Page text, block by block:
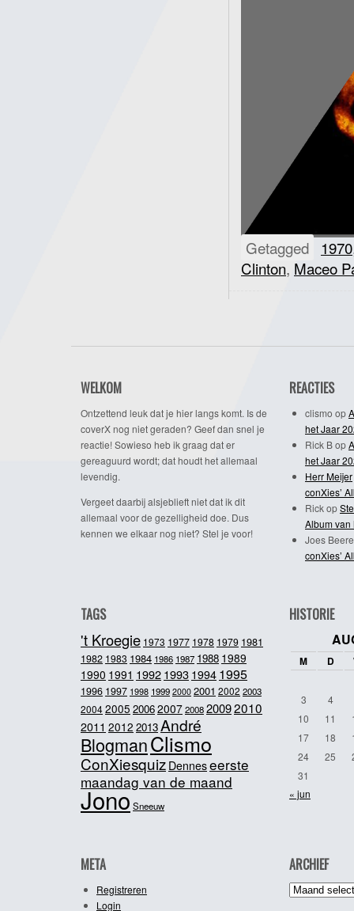
Getagged 1970
Clinton, Maceo
WELKOM
Ontzettend leuk dat je hier langs komt. Is de
coverX nog niet geraden? Geef dan snel je
reactie! Sowieso heb ik graag dat er
gereaguurd wordt; dat houdt het allemaal
levendig.
Vergeet daarbij alsjeblieft niet dat ik dit
allemaal voor de gezelligheid doe. Dus
kennen we elkaar nog niet? Stel je voor!
REACTIES
clismo op
het Jaar
Rick Bop
het Jaar
Herr Meijer
conXies’
Rickop
Album van
Joes
conXies’
TAGS
't Kroegie 1973 1977 1978 1979 1981
1982 1983 1984 1986 1987 1988 1989
1990 1991 19921993 1994 1995
1996 1997 1998 1999 2000 2001 2002 2003
20042005 20062007200820092010
2011 2012 2013André
BlogmanClismo
ConXiesquiz Denneseerste
maandag van de maand
JonoSneeuw
HISTORIE
M D
3
4
10
11
17
18
24
25
31
« jun
META
Registreren
Login
ARCHIEF
Archief